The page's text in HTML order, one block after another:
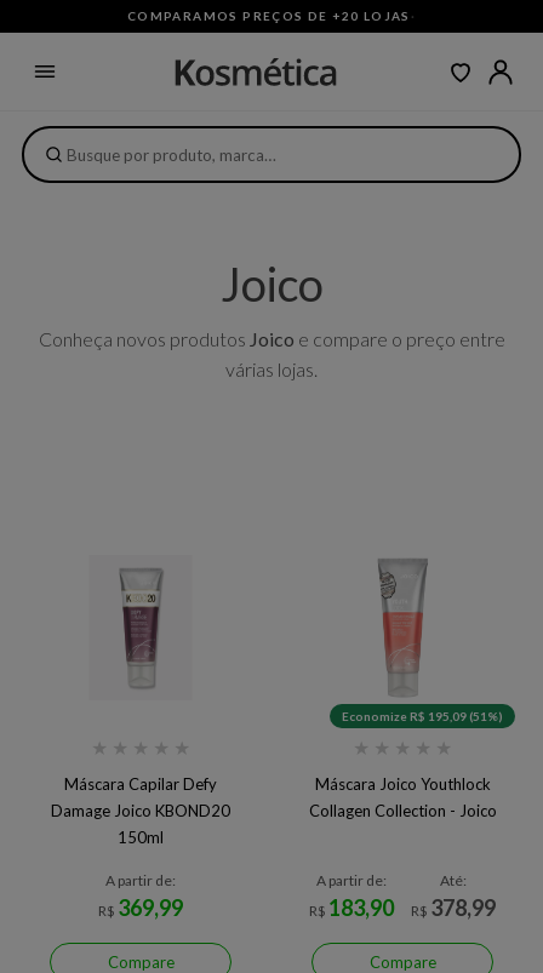
COMPARAMOS PREÇOS DE +20 LOJAS ·
Joico
Conheça novos produtos Joico e compare o preço entre
várias lojas.
★ ★ ★ ★ ★
Máscara Capilar Defy
Damage Joico KBOND20
150ml
A partir de:
R$ 369,99
Compare
Economize R$ 195,09 (51%)
★ ★ ★ ★ ★
Máscara Joico Youthlock
Collagen Collection - Joico
A partir de:
R$ 183,90
Até:
R$ 378,99
Compare